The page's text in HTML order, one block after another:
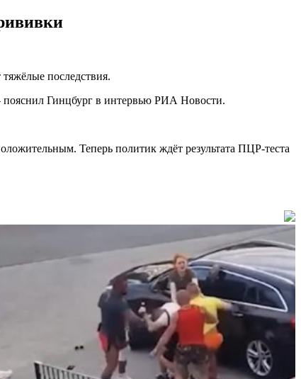
последствия.
Гинцбург в интервью РИА Новости.
Теперь политик ждёт результата ПЦР-теста